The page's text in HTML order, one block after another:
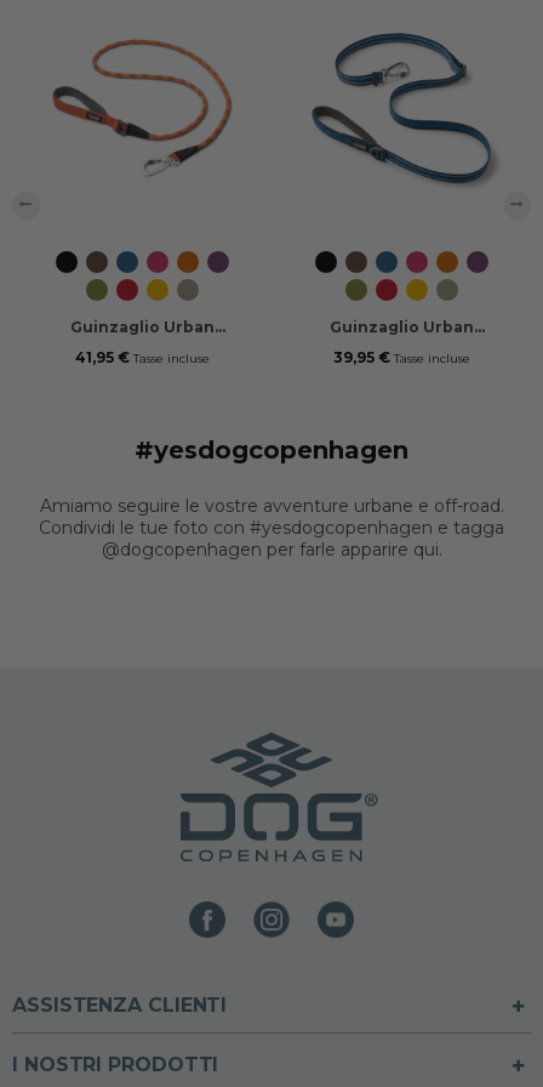
BlackMoccaOcean
Blue
Wild
Rose
Orange
Sun
Purple
Passion
Hunting
Green
Classic
Red
LemonDesert
Dune
Guinzaglio Urban
41,95 € Tasse incluse
BlackMoccaOcean
Blue
Wild
Rose
Orange
Sun
Purple
Passion
Hunting
Green
Classic
Red
LemonDesert
Dune
Guinzaglio Urban
39,95 € Tasse incluse
#yesdogcopenhagen
Amiamo seguire le vostre avventure urbane e off-road.
Condividi le tue foto con #yesdogcopenhagen e tagga
@dogcopenhagen per farle apparire qui.
ASSISTENZA CLIENTI
I NOSTRI PRODOTTI